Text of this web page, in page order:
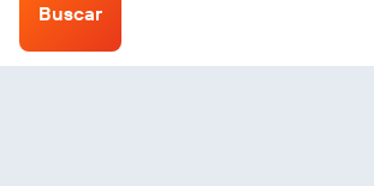
Buscar